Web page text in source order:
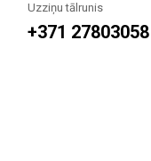
Uzziņu tālrunis
+371 27803058